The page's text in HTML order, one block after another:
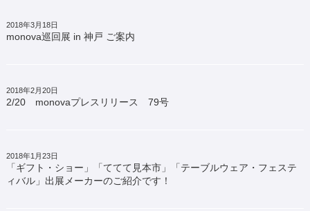
2018年3月18日
monova巡回展 in 神戸 ご案内
2018年2月20日
2/20 monovaプレスリリース 79号
2018年1月23日
「ギフト・ショー」「ててて見本市」「テーブルウェア・フェステ
ィバル」出展メーカーのご紹介です！